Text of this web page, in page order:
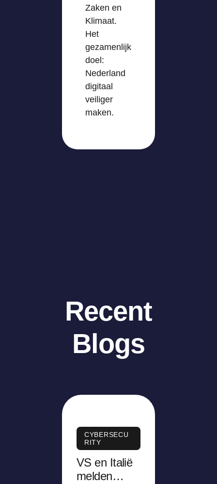
Zaken en
Klimaat.
Het
gezamenlijk
doel:
Nederland
digitaal
veiliger
maken.
Recent
Blogs
CYBERSECU
RITY
VS en Italië
melden